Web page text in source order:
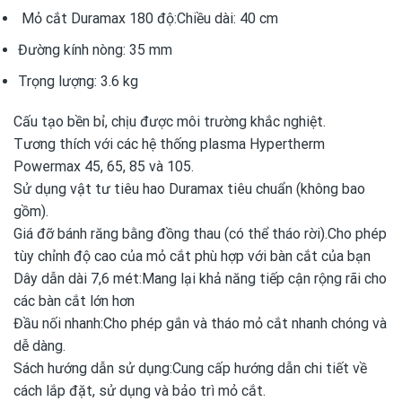
Mỏ cắt Duramax 180 độ:Chiều dài: 40 cm
Đường kính nòng: 35 mm
Trọng lượng: 3.6 kg
Cấu tạo bền bỉ, chịu được môi trường khắc nghiệt.
Tương thích với các hệ thống plasma Hypertherm
Powermax 45, 65, 85 và 105.
Sử dụng vật tư tiêu hao Duramax tiêu chuẩn (không bao
gồm).
Giá đỡ bánh răng bằng đồng thau (có thể tháo rời).Cho phép
tùy chỉnh độ cao của mỏ cắt phù hợp với bàn cắt của bạn
Dây dẫn dài 7,6 mét:Mang lại khả năng tiếp cận rộng rãi cho
các bàn cắt lớn hơn
Đầu nối nhanh:Cho phép gắn và tháo mỏ cắt nhanh chóng và
dễ dàng.
Sách hướng dẫn sử dụng:Cung cấp hướng dẫn chi tiết về
cách lắp đặt, sử dụng và bảo trì mỏ cắt.